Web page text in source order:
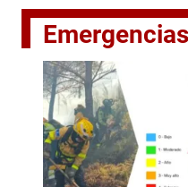
Emergencias